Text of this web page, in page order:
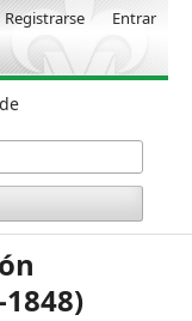
Registrarse Entrar